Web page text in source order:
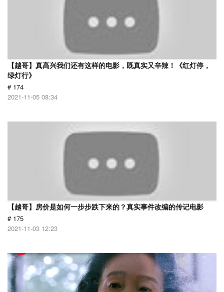
【越哥】真高兴我们还有这样的电影，既真实又辛辣！《红灯停，
绿灯行》
# 174
2021-11-05 08:34
【越哥】房价是如何一步步跌下来的？真实事件改编的传记电影
# 175
2021-11-03 12:23